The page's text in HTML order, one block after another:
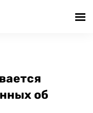
об